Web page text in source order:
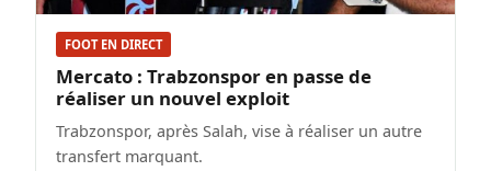
FOOT EN DIRECT
Mercato : Trabzonspor en passe de
réaliser un nouvel exploit
Trabzonspor, après Salah, vise à réaliser un autre
transfert marquant.